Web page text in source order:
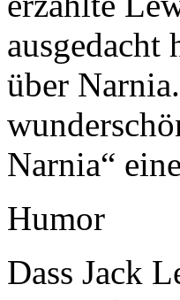
ausgedacht
über
Narnia“
Humor
Dass Jack